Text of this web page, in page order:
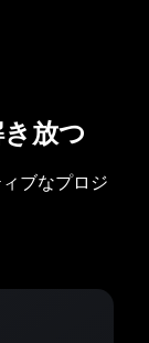
放つ
ブなプロジ